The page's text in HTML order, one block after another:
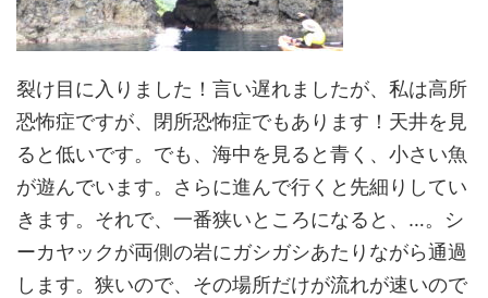
裂け目に入りました！言い遅れましたが、私は高所
恐怖症ですが、閉所恐怖症でもあります！天井を見
ると低いです。でも、海中を見ると青く、小さい魚
が遊んでいます。さらに進んで行くと先細りしてい
きます。それで、一番狭いところになると、…。シ
ーカヤックが両側の岩にガシガシあたりながら通過
します。狭いので、その場所だけが流れが速いので